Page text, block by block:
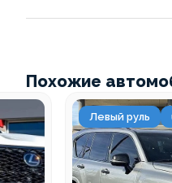
Похожие
Левый руль